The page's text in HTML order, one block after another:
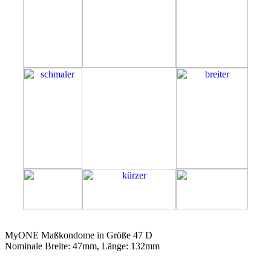
MyONE Maßkondome in Größe 47 D
Nominale Breite: 47mm, Länge: 132mm